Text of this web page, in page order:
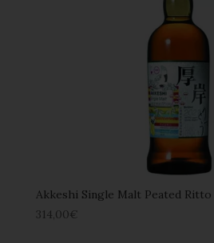
Akkeshi Single Malt Peated Ritto
314,00€